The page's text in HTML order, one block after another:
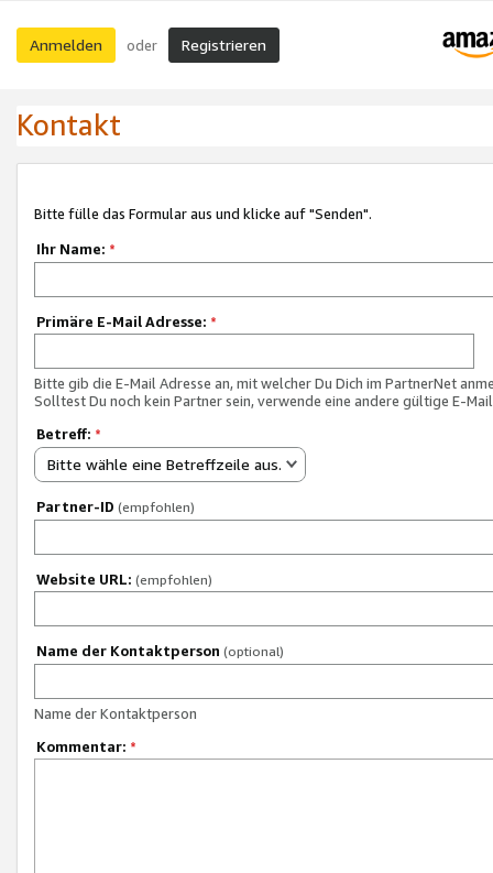
Anmelden oder Registrieren
Kontakt
Bitte fülle das Formular aus und klicke auf "Senden".
Ihr Name: *
Primäre E-Mail Adresse: *
Bitte gib die E-Mail Adresse an, mit welcher Du Dich im PartnerNet
Solltest Du noch kein Partner sein, verwende eine andere gültige E-
Betreff: *
Bitte wähle eine Betreffzeile aus.
Partner-ID (empfohlen)
Website URL: (empfohlen)
Name der Kontaktperson (optional)
Name der Kontaktperson
Kommentar: *